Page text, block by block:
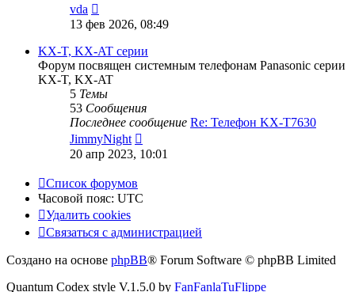
vda
к
последнему
сообщению
13 фев 2026, 08:49
KX-T, KX-AT серии
Форум посвящен системным телефонам Panasonic серии
KX-T, KX-AT
5 Темы
53 Сообщения
Последнее сообщение Re: Телефон KX-T7630
JimmyNight
к
20 апр 2023, 10:01
Список форумов
Часовой пояс: UTC
Удалить cookies
Связаться с администрацией
Создано на основе phpBB® Forum Software © phpBB Limited
Quantum Codex style V.1.5.0 by FanFanlaTuFlippe